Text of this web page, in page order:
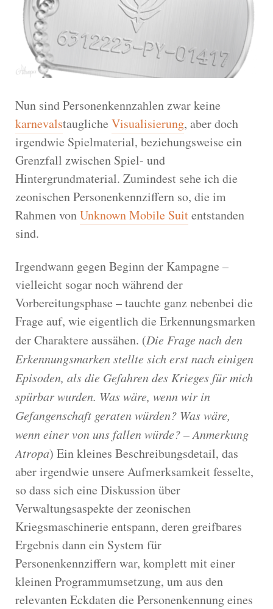
Nun sind Personenkennzahlen zwar keine
karnevalstaugliche Visualisierung, aber doch
irgendwie Spielmaterial, beziehungsweise ein
Grenzfall zwischen Spiel- und
Hintergrundmaterial. Zumindest sehe ich die
zeonischen Personenkennziffern so, die im
Rahmen vonUnknown Mobile Suitentstanden
sind.
Irgendwann gegen Beginn der Kampagne –
vielleicht sogar noch während der
Vorbereitungsphase – tauchte ganz nebenbei die
Frage auf, wie eigentlich die Erkennungsmarken
der Charaktere aussähen. (Die Frage nach den
Erkennungsmarken stellte sich erst nach einigen
Episoden, als die Gefahren des Krieges für mich
spürbar wurden. Was wäre, wenn wir in
Gefangenschaft geraten würden? Was wäre,
wenn einer von uns fallen würde? – Anmerkung
Atropa) Ein kleines Beschreibungsdetail, das
aber irgendwie unsere Aufmerksamkeit fesselte,
so dass sich eine Diskussion über
Verwaltungsaspekte der zeonischen
Kriegsmaschinerie entspann, deren greifbares
Ergebnis dann ein System für
Personenkennziffern war, komplett mit einer
kleinen Programmumsetzung, um aus den
relevanten Eckdaten die Personenkennung eines